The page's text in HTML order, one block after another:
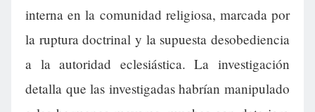
interna en la comunidad religiosa, marcada por
la ruptura doctrinal y la supuesta desobediencia
a la autoridad eclesiástica. La investigación
detalla que las investigadas habrían manipulado